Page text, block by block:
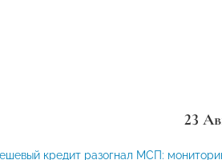
23
кредит разогнал МСП: